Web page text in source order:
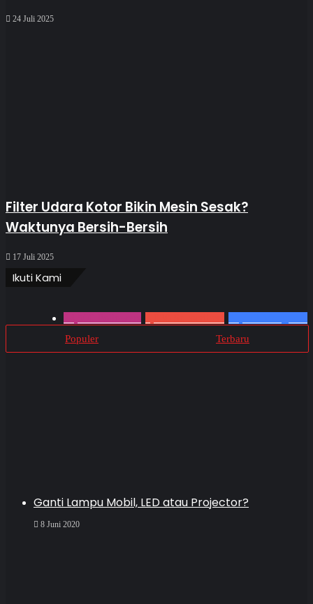
24 Juli 2025
Filter Udara Kotor Bikin Mesin Sesak?
Waktunya Bersih-Bersih
17 Juli 2025
Ikuti Kami
Populer Terbaru
Ganti Lampu Mobil, LED atau Projector?
8 Juni 2020